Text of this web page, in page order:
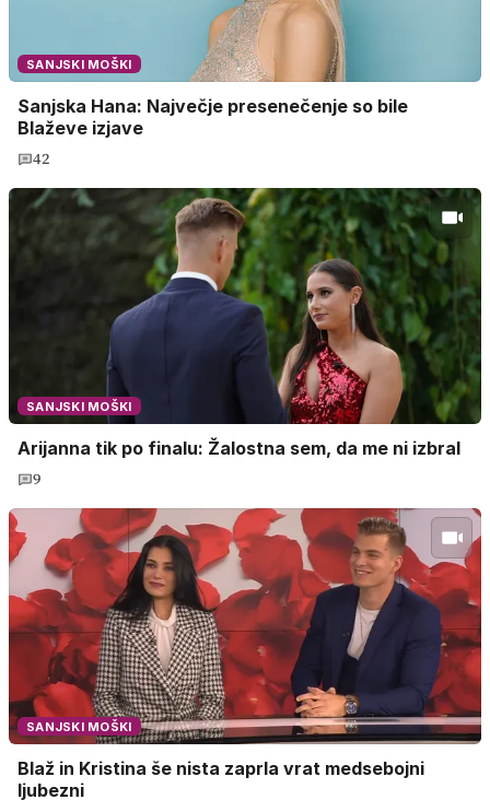
SANJSKI MOŠKI
Sanjska Hana: Največje presenečenje so bile
Blaževe izjave
42
SANJSKI MOŠKI
Arijanna tik po finalu: Žalostna sem, da me ni izbral
9
SANJSKI MOŠKI
Blaž in Kristina še nista zaprla vrat medsebojni
ljubezni